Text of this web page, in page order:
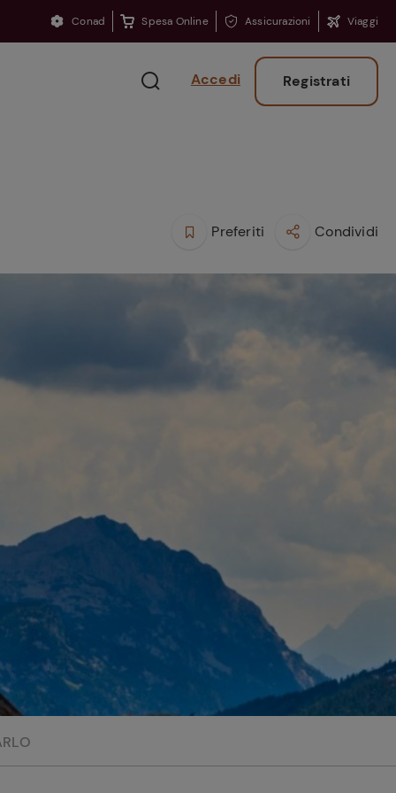
Conad Spesa Online Assicurazioni Viaggi
Accedi Registrati
Preferiti Condividi